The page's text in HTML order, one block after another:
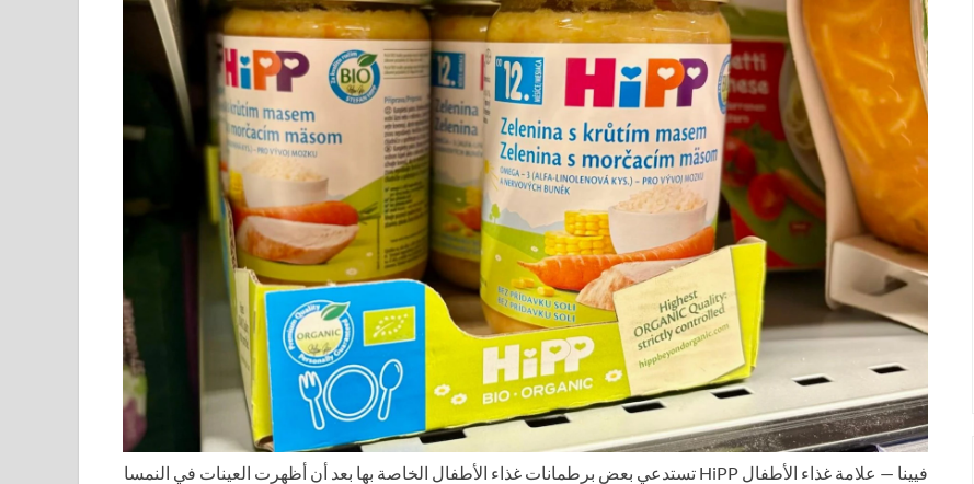
فيينا —
علامة غذاء الأطفال HiPP تستدعي بعض برطمانات غذاء الأطفال الخاصة بها بعد أن أظهرت العينات في النمسا